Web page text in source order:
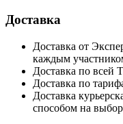
Доставка
Доставка от
каждым
Доставка по всей
Доставка по
Доставка
способом на выбор